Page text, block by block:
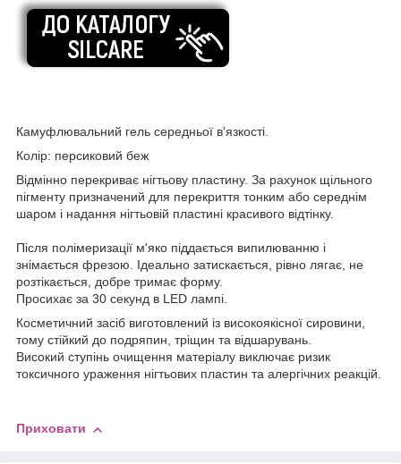
Камуфлювальний гель середньої в'язкості.
Колір: персиковий беж
Відмінно перекриває нігтьову пластину. За рахунок щільного
пігменту призначений для перекриття тонким або середнім
шаром і надання нігтьовій пластині красивого відтінку.
Після полімеризації м'яко піддається випилюванню і
знімається фрезою. Ідеально затискається, рівно лягає, не
розтікається, добре тримає форму.
Просихає за 30 секунд в LED лампі.
Косметичний засіб виготовлений із високоякісної сировини,
тому стійкий до подряпин, тріщин та відшарувань.
Високий ступінь очищення матеріалу виключає ризик
токсичного ураження нігтьових пластин та алергічних реакцій.
Приховати